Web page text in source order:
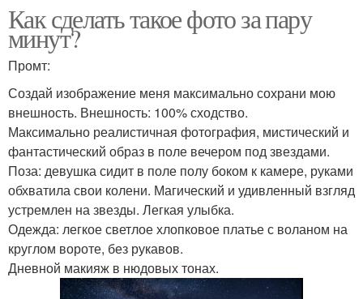
Как сделать такое фото за пару
минут?
Промт:
Создай изображение меня максимально сохрани мою
внешность. Внешность: 100% сходство.
Максимально реалистичная фотография, мистический и
фантастический образ в поле вечером под звездами.
Поза: девушка сидит в поле полу боком к камере, руками
обхватила свои колени. Магический и удивленный взгляд
устремлен на звезды. Легкая улыбка.
Одежда: легкое светлое хлопковое платье с воланом на
круглом вороте, без рукавов.
Дневной макияж в нюдовых тонах.